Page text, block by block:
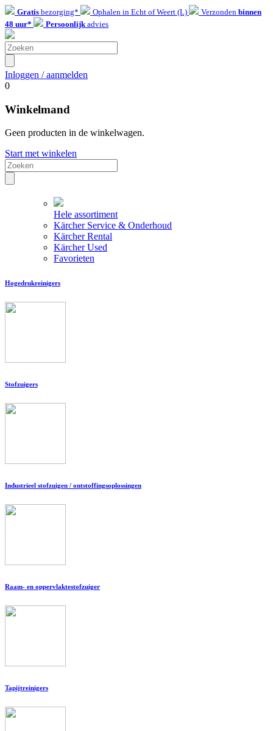
Gratis bezorging* Ophalen in Echt of Weert (L) Verzonden binnen
48 uur*
Persoonlijkadvies
Inloggen / aanmelden
0
Winkelmand
Geen producten in de winkelwagen.
Start met winkelen
Hele assortiment
Kärcher Service & Onderhoud
Kärcher Rental
Kärcher Used
Favorieten
Hogedrukreinigers
Stofzuigers
Industrieel stofzuigen / ontstoffingsoplossingen
Raam- en oppervlaktestofzuiger
Tapijtreinigers